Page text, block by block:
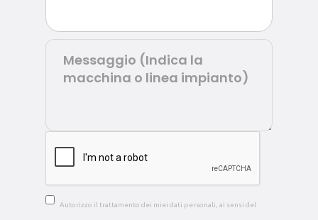
Autorizzo il trattamento dei miei dati personali, ai sensi del